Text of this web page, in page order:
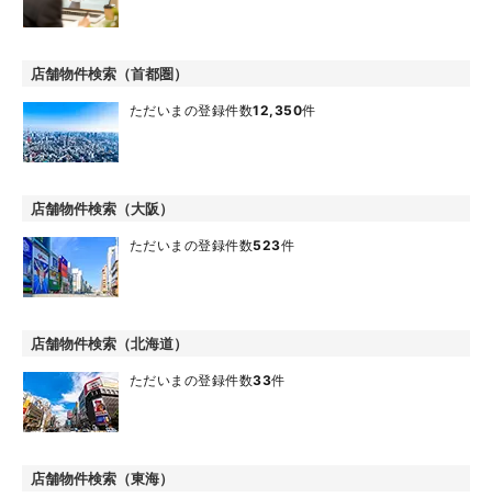
店舗物件検索（首都圏）
ただいまの登録件数12,350件
店舗物件検索（大阪）
ただいまの登録件数523件
店舗物件検索（北海道）
ただいまの登録件数33件
店舗物件検索（東海）